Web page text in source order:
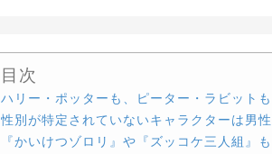
目次
ハリー・ポッターも、ピーター・ラビット
性別が特定されていないキャラクターは男
『かいけつゾロリ』や『ズッコケ三人組』